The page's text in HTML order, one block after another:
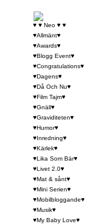
♥ ♥ Neo ♥ ♥
♥Allmänt♥
♥Awards♥
♥Blogg Event♥
♥Congratulations♥
♥Dagens♥
♥Då Och Nu♥
♥Film Tajm♥
♥Gnäll♥
♥Graviditeten♥
♥Humor♥
♥Inredning♥
♥Kärlek♥
♥Lika Som Bär♥
♥Livet 2.0♥
♥Mat & sånt♥
♥Mini Serien♥
♥Mobilbloggande♥
♥Musik♥
♥My Baby Love♥